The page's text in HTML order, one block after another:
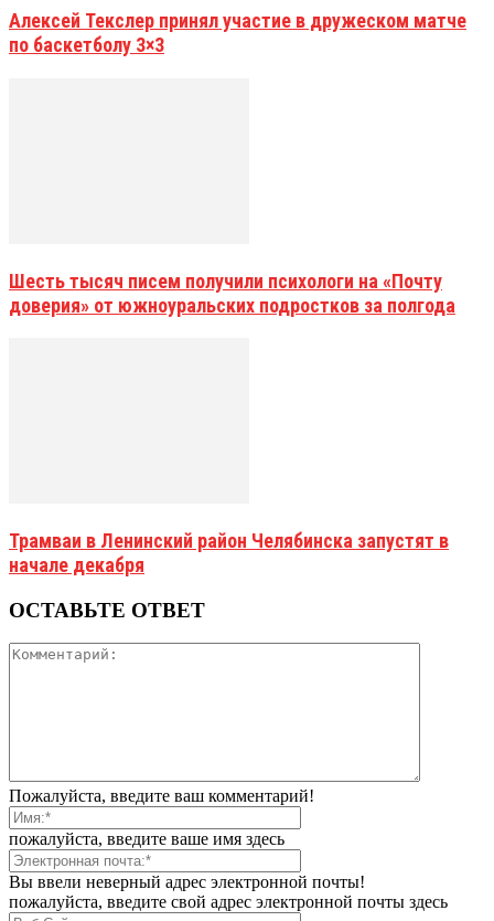
Алексей Текслер принял участие в дружеском матче
по баскетболу 3×3
Шесть тысяч писем получили психологи на «Почту
доверия» от южноуральских подростков за полгода
Трамваи в Ленинский район Челябинска запустят в
начале декабря
ОСТАВЬТЕ ОТВЕТ
Пожалуйста, введите ваш комментарий!
пожалуйста, введите ваше имя здесь
Вы ввели неверный адрес электронной почты!
пожалуйста, введите свой адрес электронной почты здесь